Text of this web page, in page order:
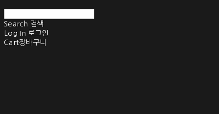
Search 검색
Log In 로그인
Cart장바구니